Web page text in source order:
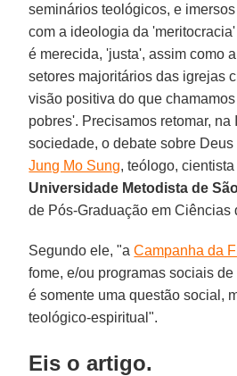
seminários teológicos, e
com a ideologia da
é merecida, 'justa', assim como
setores majoritários das igrejas
visão positiva do que
pobres'. Precisamos retomar, na
sociedade, o debate sobre
Jung Mo Sung, teólogo,
Universidade Metodista de
de Pós-Graduação em Ciências
Segundo ele, "aCampanha da
fome, e/ou programas sociais
é somente uma questão social,
teológico-espiritual".
Eis o artigo.